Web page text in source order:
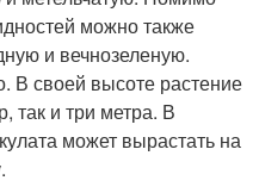
можно также
и вечнозеленую.
В своей высоте растение
так и три метра. В
может вырастать на